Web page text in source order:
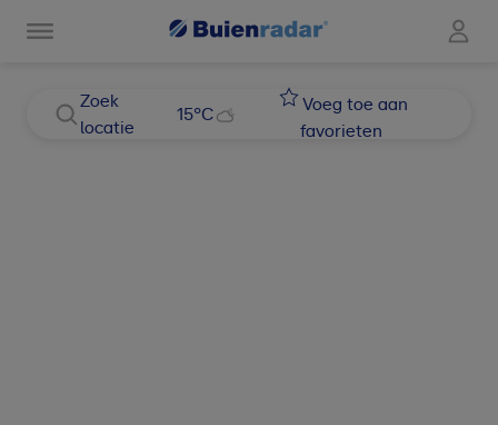
Zoek
locatie
15°C
Voeg toe aan
favorieten